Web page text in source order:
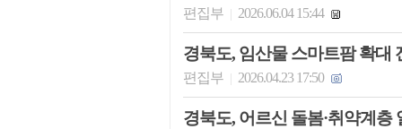
편집부 | 2026.06.04 15:44
경북도, 임산물 스마트팜 확대
편집부 | 2026.04.23 17:50
경북도, 어르신 돌봄·취약계